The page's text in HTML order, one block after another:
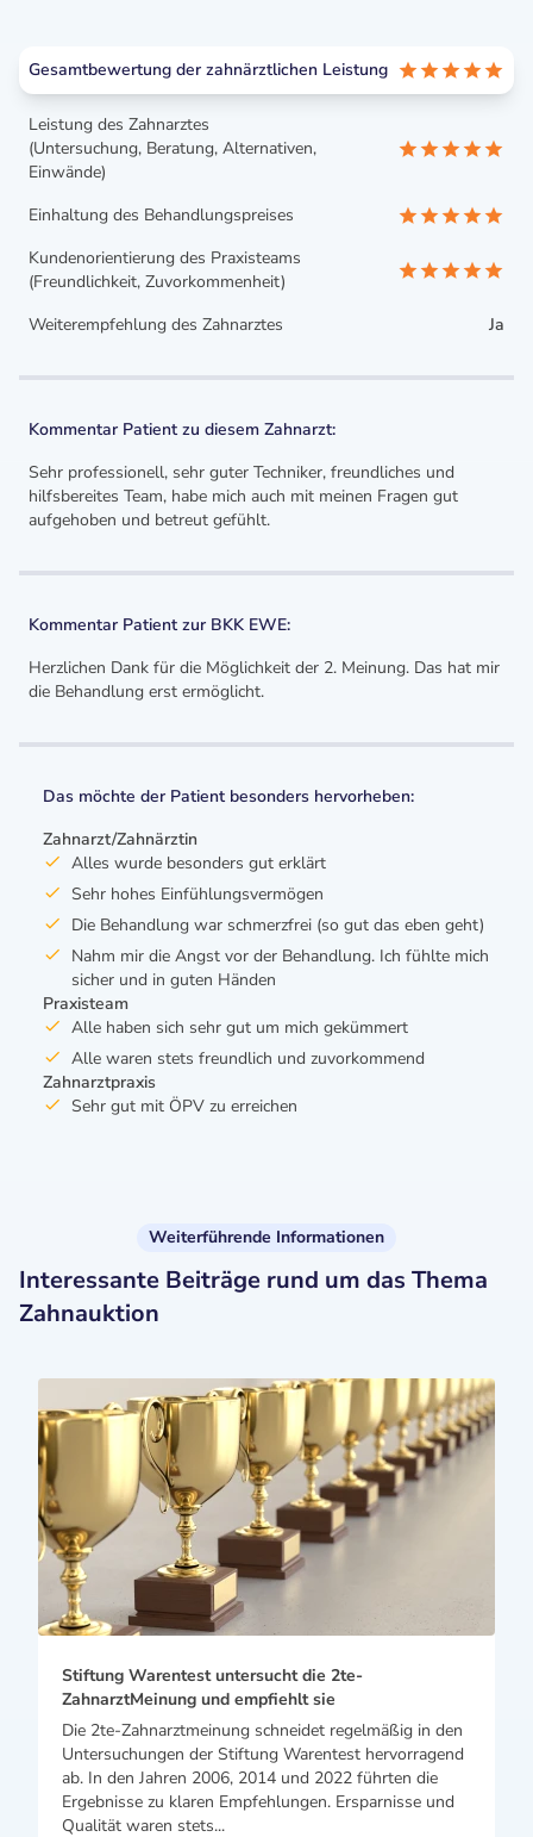
Gesamtbewertung der zahnärztlichen Leistung
Leistung des Zahnarztes
(Untersuchung, Beratung, Alternativen,
Einwände)
Einhaltung des Behandlungspreises
Kundenorientierung des Praxisteams
(Freundlichkeit, Zuvorkommenheit)
Weiterempfehlung des Zahnarztes
Ja
Kommentar Patient zu diesem Zahnarzt:
Sehr professionell, sehr guter Techniker, freundliches und
hilfsbereites Team, habe mich auch mit meinen Fragen gut
aufgehoben und betreut gefühlt.
Kommentar Patient zur BKK EWE:
Herzlichen Dank für die Möglichkeit der 2. Meinung. Das hat mir
die Behandlung erst ermöglicht.
Das möchte der Patient besonders hervorheben:
Zahnarzt/Zahnärztin
Alles wurde besonders gut erklärt
Sehr hohes Einfühlungsvermögen
Die Behandlung war schmerzfrei (so gut das eben geht)
Nahm mir die Angst vor der Behandlung. Ich fühlte mich
sicher und in guten Händen
Praxisteam
Alle haben sich sehr gut um mich gekümmert
Alle waren stets freundlich und zuvorkommend
Zahnarztpraxis
Sehr gut mit ÖPV zu erreichen
Weiterführende Informationen
Interessante Beiträge rund um das Thema
Zahnauktion
Stiftung Warentest untersucht die 2te-
ZahnarztMeinung und empfiehlt sie
Die 2te-Zahnarztmeinung schneidet regelmäßig in den
Untersuchungen der Stiftung Warentest hervorragend
ab. In den Jahren 2006, 2014 und 2022 führten die
Ergebnisse zu klaren Empfehlungen. Ersparnisse und
Qualität waren stets...